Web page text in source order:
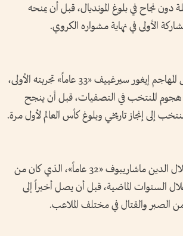
نجاح في بلوغ المونديال، قبل أن يمنحه
الأولى في نهاية مشواره الكروي.
وفي أوزبكستان، يخوض المهاجم إيغور سيرغييف «33 عاماً» تجربته الأولى،
المنتخب في التصفيات، قبل أن ينجح
إلى إنجاز تاريخي وبلوغ كأس العالم لأول مرة.
كما يشارك مواطنه جلال الدين ماشاريبوف «32 عاماً»، الذي كان من
السنوات الماضية، قبل أن يصل أخيراً إلى
الصبر والقتال في مختلف الملاعب.